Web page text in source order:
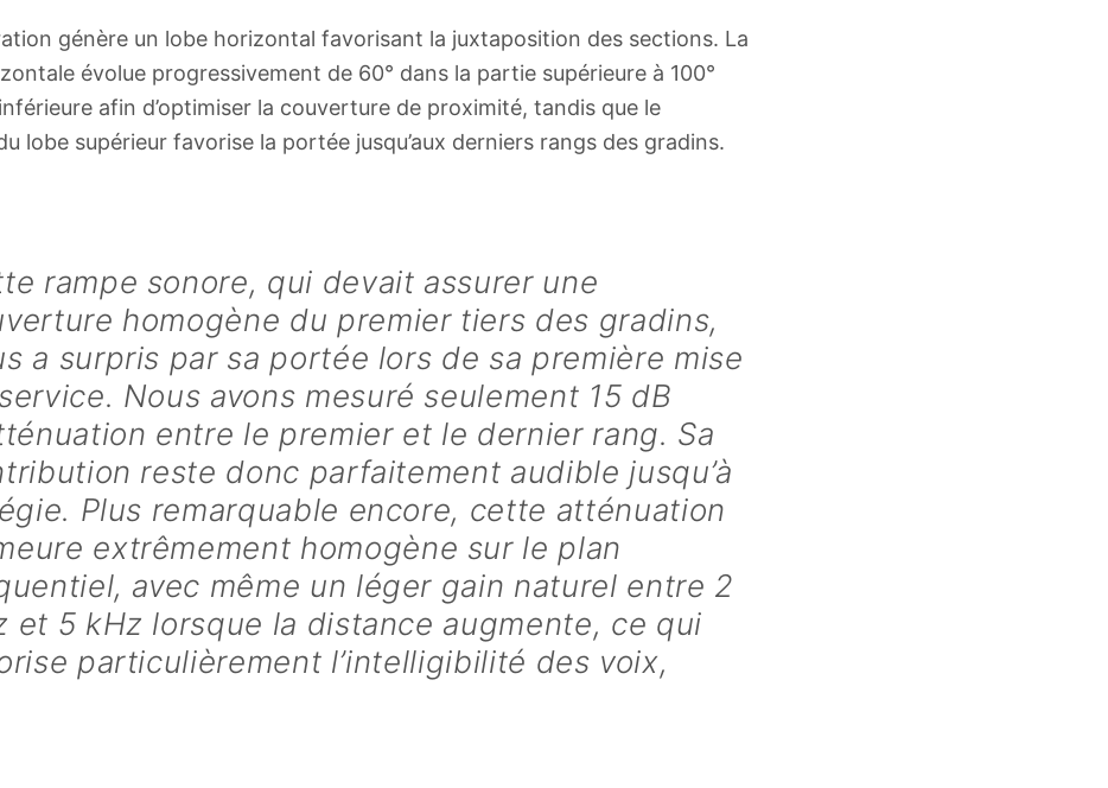
génère un lobe horizontal favorisant la juxtaposition des sections. La
évolue progressivement de 60° dans la partie supérieure à 100°
afin d’optimiser la couverture de proximité, tandis que le
lobe supérieur favorise la portée jusqu’aux derniers rangs des gradins.
rampe sonore, qui devait assurer une
homogène du premier tiers des gradins,
a surpris par sa portée lors de sa première mise
Nous avons mesuré seulement 15 dB
entre le premier et le dernier rang. Sa
reste donc parfaitement audible jusqu’à
Plus remarquable encore, cette atténuation
extrêmement homogène sur le plan
avec même un léger gain naturel entre 2
et 5 kHz lorsque la distance augmente, ce qui
particulièrement l’intelligibilité des voix,